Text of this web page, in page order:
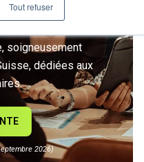
Tout refuser
d'investissement
soigneusement
dédiées aux
2026)